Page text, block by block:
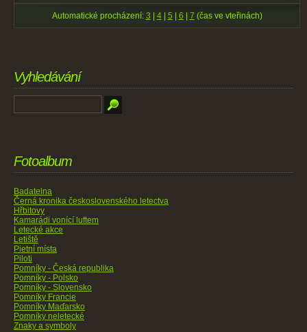
Automatické procházení: 3 4| 5 6 7 (čas ve vteřinách)
Vyhledávání
Fotoalbum
Badatelna
Černá kronika československého letectva
Hřbitovy
Kamarádi vonící luftem
Letecké akce
Letiště
Pietní místa
Piloti
Pomníky - Česká republika
Pomníky - Polsko
Pomníky - Slovensko
Pomníky Francie
Pomníky Maďarsko
Pomníky neletecké
Znaky a symboly